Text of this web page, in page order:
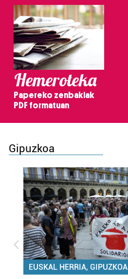
Hemeroteka
Papereko zenbakiak
PDF formatuan
Gipuzkoa
EUSKAL HERRIA, GIPUZKOA